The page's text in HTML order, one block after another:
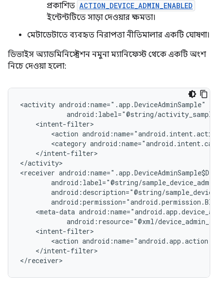
প্রকাশিত ACTION_DEVICE_ADMIN_ENABLED
ইন্টেন্টটিতে সাড়া দেওয়ার ক্ষমতা।
মেটাডেটাতে ব্যবহৃত নিরাপত্তা নীতিমালার একটি ঘোষণা।
ডিভাইস অ্যাডমিনিস্ট্রেশন নমুনা ম্যানিফেস্ট থেকে একটি অংশ
নিচে দেওয়া হলো:
<activity
<action
<category
</intent-filter>
</activity>
<receiver
<meta-data
android:resource="@xml/
<action
</intent-filter>
</receiver>